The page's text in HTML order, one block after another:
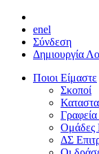
enel
Σύνδεση
Δημιουργία
Ποιοι Είμαστε
Σκοποί
Ομάδες
ΔΣ